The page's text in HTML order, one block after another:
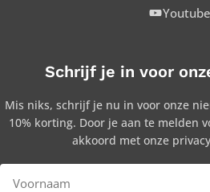
Youtube
Schrijf je in voor
Mis niks, schrijf je nu in voor onze
10% korting. Door je aan te melden
akkoord met onze